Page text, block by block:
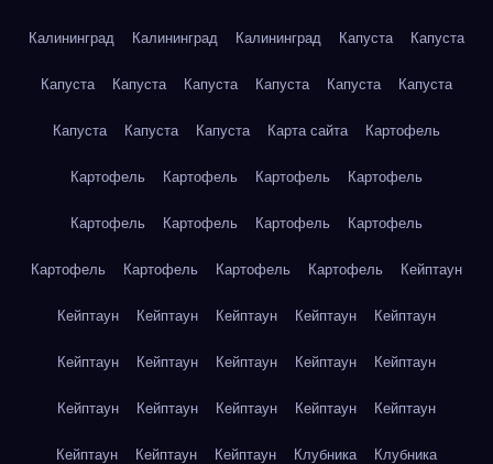
Калининград Калининград Калининград Капуста Капуста
Капуста Капуста Капуста Капуста Капуста Капуста
Капуста Капуста Капуста Карта сайта Картофель
Картофель Картофель Картофель Картофель
Картофель Картофель Картофель Картофель
Картофель Картофель Картофель Картофель Кейптаун
Кейптаун Кейптаун Кейптаун Кейптаун Кейптаун
Кейптаун Кейптаун Кейптаун Кейптаун Кейптаун
Кейптаун Кейптаун Кейптаун Кейптаун Кейптаун
Кейптаун Кейптаун Кейптаун Клубника Клубника